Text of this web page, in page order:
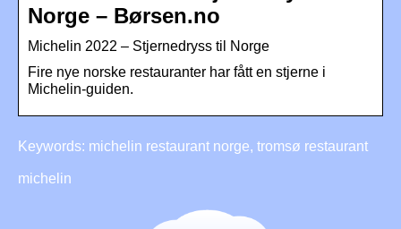
Norge – Børsen.no
Michelin 2022 – Stjernedryss til Norge
Fire nye norske restauranter har fått en stjerne i
Michelin-guiden.
Keywords: michelin restaurant norge, tromsø restaurant
michelin